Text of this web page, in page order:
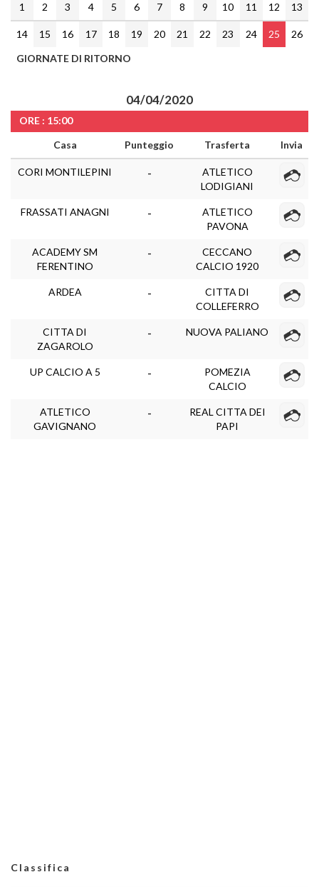
1
2 3 4 5 6 7 8 9 10 11 12 13
14 15 16 17 18 19 20 21 22 23 24 25
26
GIORNATE DI RITORNO
04/04/2020
ORE : 15:00
Casa
Punteggio Trasferta Invia
CORI MONTILEPINI -
ATLETICO
LODIGIANI
FRASSATI ANAGNI -
ATLETICO
PAVONA
ACADEMY SM
FERENTINO
-
CECCANO
CALCIO 1920
ARDEA -
CITTA DI
COLLEFERRO
CITTA DI
ZAGAROLO
- NUOVA PALIANO
UP CALCIO A 5 -
POMEZIA
CALCIO
ATLETICO
GAVIGNANO
-
REAL CITTA DEI
PAPI
Classifica